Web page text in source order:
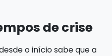
de crise
o início sabe que a